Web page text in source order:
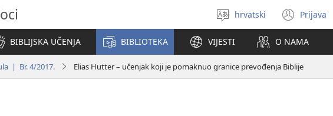
Izaberi
jezik
hrvatski Prijava
(otvara
se
novi
prozor)
BIBLIJSKA UČENJA BIBLIOTEKA VIJESTI O NAMA
| Br. 4/2017. Elias Hutter – učenjak koji je pomaknuo granice prevođenja Biblije